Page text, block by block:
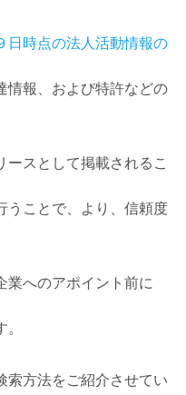
日時点の法人活動情報の
情報、および特許などの
ースとして掲載されるこ
うことで、より、信頼度
業へのアポイント前に
索方法をご紹介させてい